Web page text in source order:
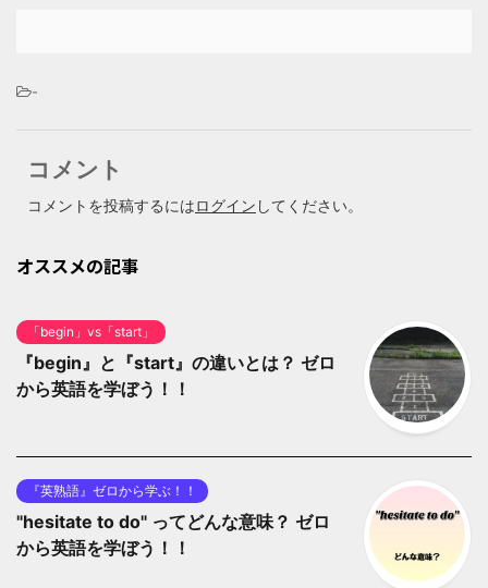
-
コメント
コメントを投稿するにはログイン してください。
オススメの記事
「begin」vs「start」
『begin』と『start』の違いとは？ ゼロ
から英語を学ぼう！！
『英熟語』ゼロから学ぶ！！
"hesitate to do" ってどんな意味？ ゼロ
から英語を学ぼう！！